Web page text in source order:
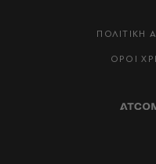
ΠΟΛΙΤΙΚΗ
ΟΡΟΙ